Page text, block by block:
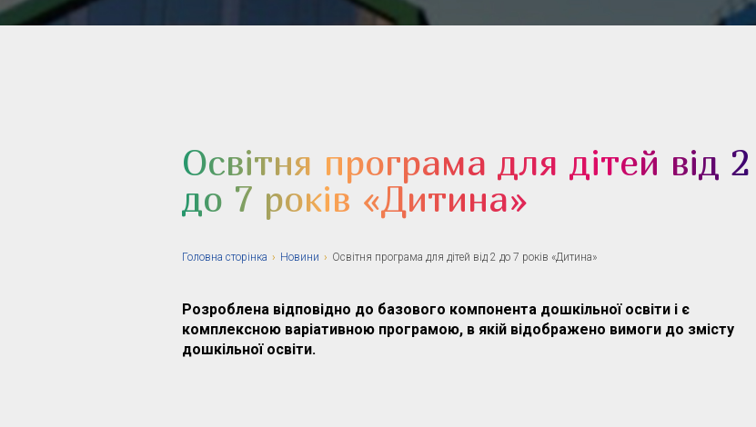
Освітня програма для дітей від 2
до 7 років «Дитина»
Головна сторiнка › Новини › Освітня програма для дітей від 2 до 7 років «Дитина»
Розроблена відповідно до базового компонента дошкільної освіти і є
комплексною варіативною програмою, в якій відображено вимоги до змісту
дошкільної освіти.